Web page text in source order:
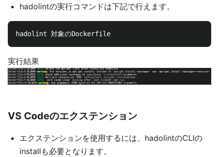
hadolintの実行コマンドは下記で行えます。
実行結果
VS Codeのエクステンション
エクステンションを使用するには、hadolintのCLIの
installも必要となります。